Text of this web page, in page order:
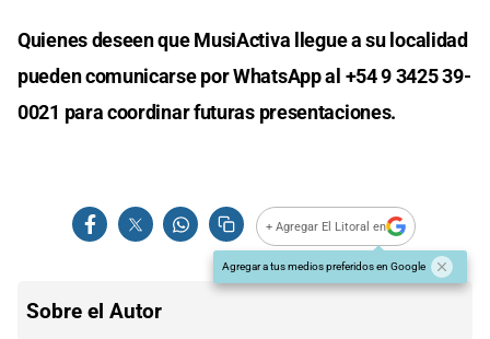
Quienes deseen que MusiActiva llegue a su localidad
pueden comunicarse por WhatsApp al +54 9 3425 39-
0021 para coordinar futuras presentaciones.
+ Agregar El Litoral en
Agregar a tus medios preferidos en Google
Sobre el Autor